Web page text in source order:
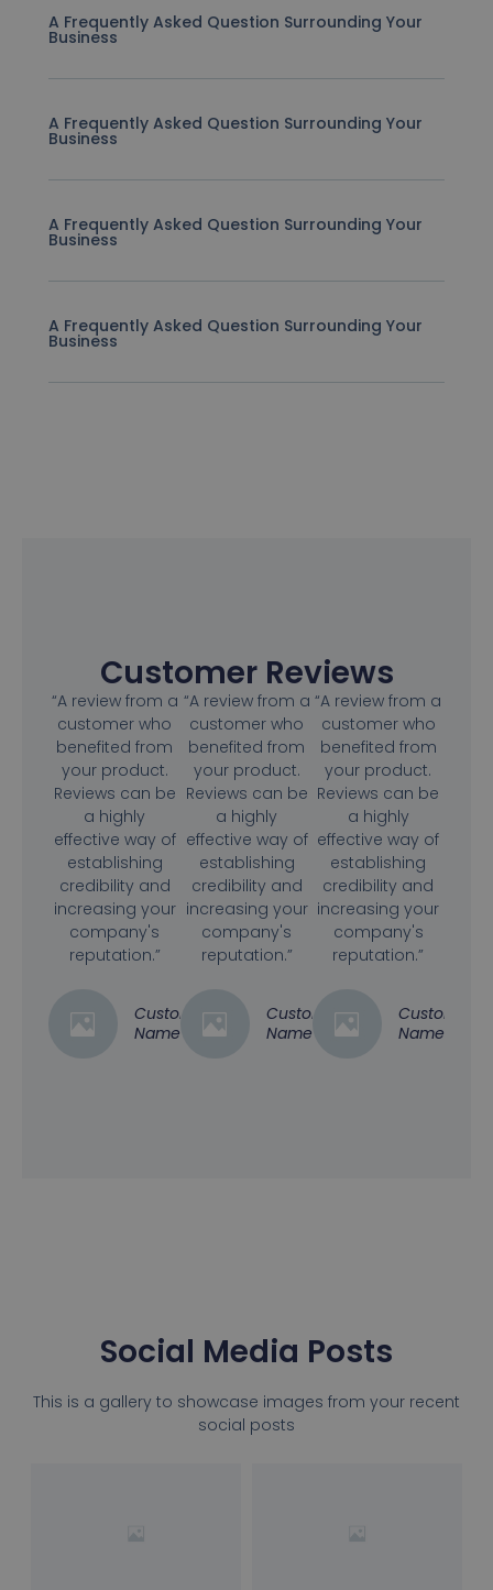
A Frequently Asked Question Surrounding Your
Business
A Frequently Asked Question Surrounding Your
Business
A Frequently Asked Question Surrounding Your
Business
A Frequently Asked Question Surrounding Your
Business
Customer Reviews
“A review from a
customer who
benefited from
your product.
Reviews can be
a highly
effective way of
establishing
credibility and
increasing your
company's
reputation.”
Customer
Name
“A review from a
customer who
benefited from
your product.
Reviews can be
a highly
effective way of
establishing
credibility and
increasing your
company's
reputation.”
Customer
Name
“A review from a
customer who
benefited from
your product.
Reviews can be
a highly
effective way of
establishing
credibility and
increasing your
company's
reputation.”
Customer
Name
Social Media Posts
This is a gallery to showcase images from your recent
social posts